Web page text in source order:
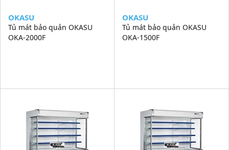
OKASU
Tủ mát bảo quản OKASU
OKA-2000F
OKASU
Tủ mát bảo quản OKASU
OKA-1500F